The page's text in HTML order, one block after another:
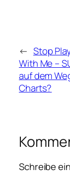
← Stop
With Me –
auf dem
Charts?
Schreibe